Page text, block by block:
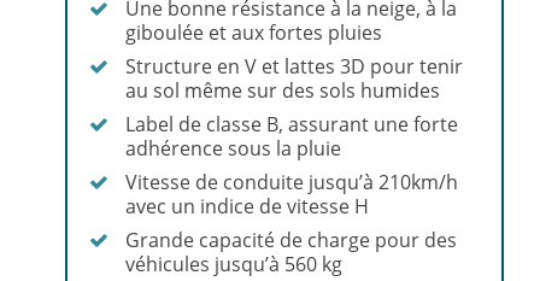
Une bonne résistance à la neige, à la
giboulée et aux fortes pluies
Structure en V et lattes 3D pour tenir
au sol même sur des sols humides
Label de classe B, assurant une forte
adhérence sous la pluie
Vitesse de conduite jusqu’à 210km/h
avec un indice de vitesse H
Grande capacité de charge pour des
véhicules jusqu’à 560 kg